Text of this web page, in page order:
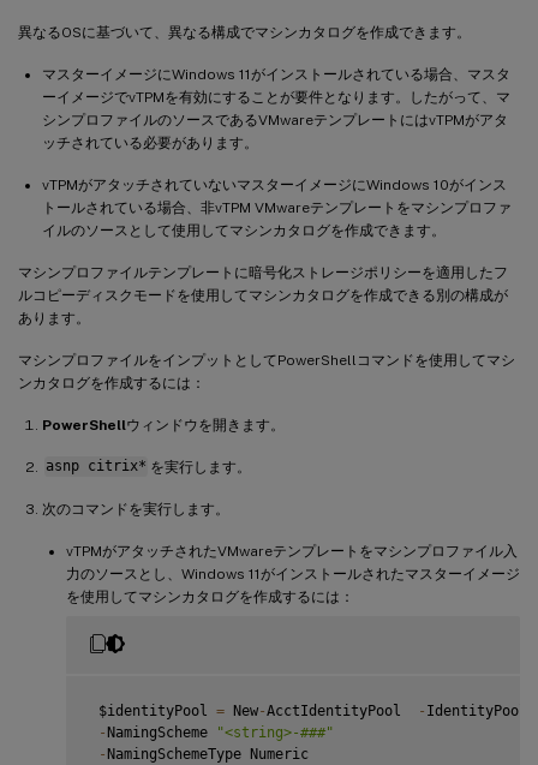
異なるOSに基づいて、異なる構成でマシンカタログを作成できます。
マスターイメージにWindows 11がインストールされている場合、マスタ
ーイメージでvTPMを有効にすることが要件となります。したがって、マ
シンプロファイルのソースであるVMwareテンプレートにはvTPMがアタ
ッチされている必要があります。
vTPMがアタッチされていないマスターイメージにWindows 10がインス
トールされている場合、非vTPM VMwareテンプレートをマシンプロファ
イルのソースとして使用してマシンカタログを作成できます。
マシンプロファイルテンプレートに暗号化ストレージポリシーを適用したフ
ルコピーディスクモードを使用してマシンカタログを作成できる別の構成が
あります。
マシンプロファイルをインプットとしてPowerShellコマンドを使用してマシ
ンカタログを作成するには：
PowerShellウィンドウを開きます。
asnp citrix* を実行します。
次のコマンドを実行します。
vTPMがアタッチされたVMwareテンプレートをマシンプロファイル入
力のソースとし、Windows 11がインストールされたマスターイメージ
を使用してマシンカタログを作成するには：
$identityPool = New-AcctIdentityPool -
- NamingScheme
"<string>-###"
- NamingSchemeType Numeric